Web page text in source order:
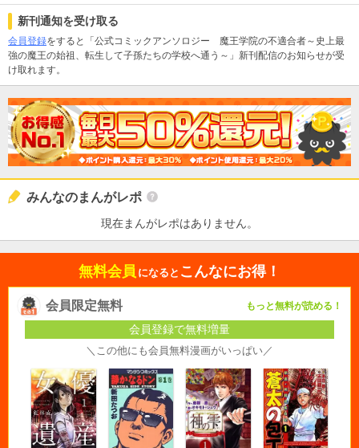
新刊通知を受け取る
会員登録をすると「公式コミックアンソロジー 魔王学院の不適合者～史上最
強の魔王の始祖、転生して子孫たちの学校へ通う～」新刊配信のお知らせが受
け取れます。
みんなのまんがレポ
現在まんがレポはありません。
無料会員 になると こんなにお得！
会員限定無料 もっと無料が読める！
会員登録で無料増量
＼この他にも会員無料漫画がいっぱい／